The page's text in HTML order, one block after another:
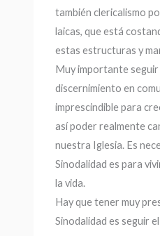
también clericalismo
laicas, que está
estas estructuras y
Muy importante seguir
discernimiento en
imprescindible para
así poder realmente
nuestra Iglesia. Es
Sinodalidad es para
la vida.
Hay que tener muy
Sinodalidad es seguir